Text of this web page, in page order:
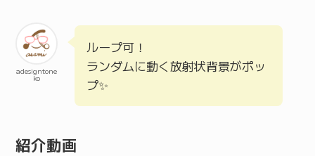
adesigntone
ko
ループ可！
ランダムに動く放射状背景がポッ
プ✨
紹介動画